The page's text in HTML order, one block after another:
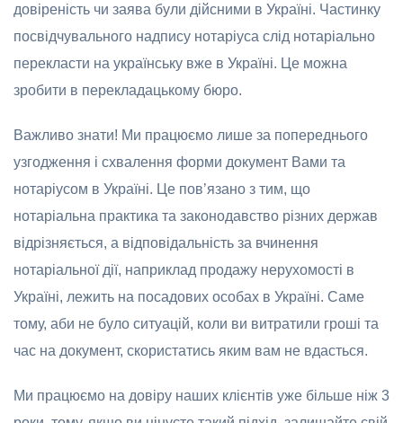
довіреність чи заява були дійсними в Україні. Частинку
посвідчувального надпису нотаріуса слід нотаріально
перекласти на українську вже в Україні. Це можна
зробити в перекладацькому бюро.
Важливо знати! Ми працюємо лише за попереднього
узгодження і схвалення форми документ Вами та
нотаріусом в Україні. Це пов’язано з тим, що
нотаріальна практика та законодавство різних держав
відрізняється, а відповідальність за вчинення
нотаріальної дії, наприклад продажу нерухомості в
Україні, лежить на посадових особах в Україні. Саме
тому, аби не було ситуацій, коли ви витратили гроші та
час на документ, скористатись яким вам не вдасться.
Ми працюємо на довіру наших клієнтів уже більше ніж 3